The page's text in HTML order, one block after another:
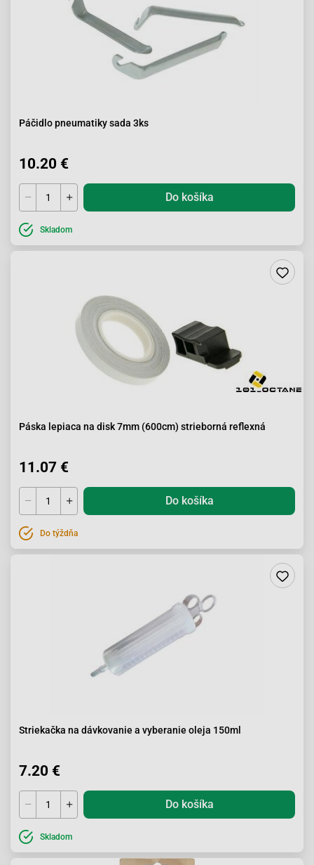
Páčidlo pneumatiky sada 3ks
10.20 €
Do košíka
Skladom
Páska lepiaca na disk 7mm (600cm) strieborná reflexná
11.07 €
Do košíka
Do týždňa
Striekačka na dávkovanie a vyberanie oleja 150ml
7.20 €
Do košíka
Skladom